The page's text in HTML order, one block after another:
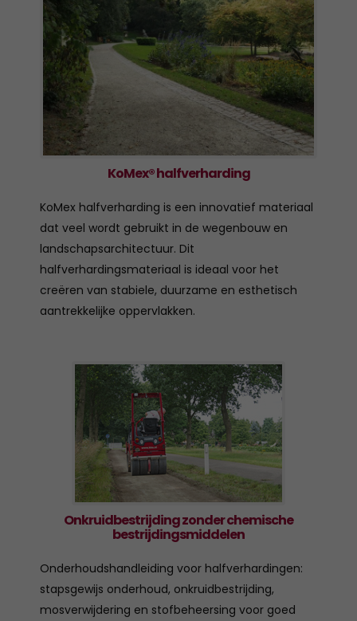
KoMex® halfverharding
KoMex halfverharding is een innovatief materiaal
dat veel wordt gebruikt in de wegenbouw en
landschapsarchitectuur. Dit
halfverhardingsmateriaal is ideaal voor het
creëren van stabiele, duurzame en esthetisch
aantrekkelijke oppervlakken.
Onkruidbestrijding zonder chemische
bestrijdingsmiddelen
Onderhoudshandleiding voor halfverhardingen:
stapsgewijs onderhoud, onkruidbestrijding,
mosverwijdering en stofbeheersing voor goed